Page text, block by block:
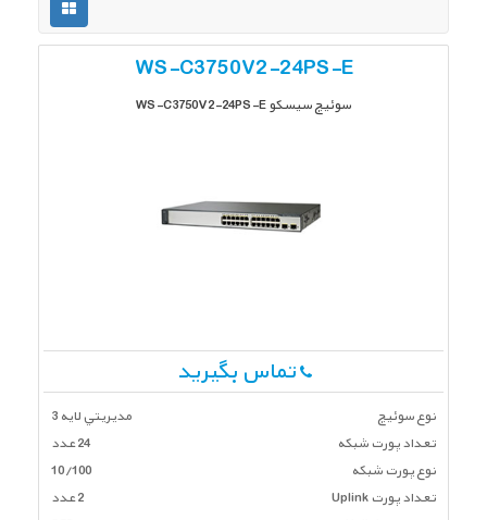
WS-C3750V2-24PS-E
سوئیچ سیسکو WS-C3750V2-24PS-E
تماس بگیرید
نوع سوئیچ
مديريتي لايه 3
تعداد پورت شبكه
24 عدد
نوع پورت شبکه
10/100
تعداد پورت Uplink
2 عدد